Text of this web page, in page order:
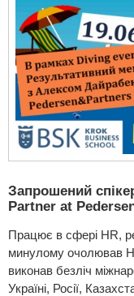
Запрошений
Partner at
Працює в сфері HR,
минулому очолював
виконав безліч
Україні, Росії,